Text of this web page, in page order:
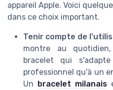
appareil Apple. Voici
dans ce choix important.
Tenir compte de
montre au
bracelet qui
professionnel qu'à un
Un
bracelet milanais